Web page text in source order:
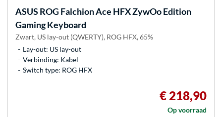
ASUS ROG Falchion Ace HFX ZywOo Edition
Gaming Keyboard
Zwart, US lay-out (QWERTY), ROG HFX, 65%
Lay-out: US lay-out
Verbinding: Kabel
Switch type: ROG HFX
€ 218,90
Op voorraad